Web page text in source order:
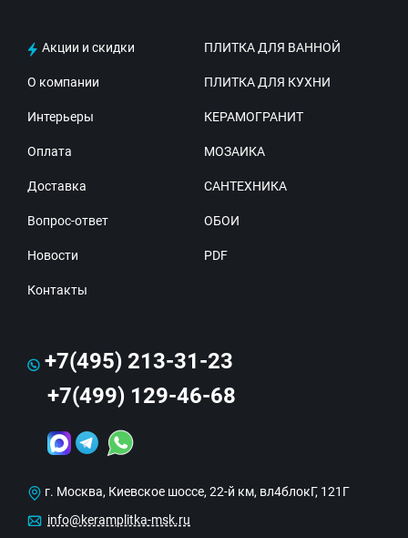
Акции и скидки
О компании
Интерьеры
Оплата
Доставка
Вопрос-ответ
Новости
Контакты
ПЛИТКА ДЛЯ ВАННОЙ
ПЛИТКА ДЛЯ КУХНИ
КЕРАМОГРАНИТ
МОЗАИКА
САНТЕХНИКА
ОБОИ
PDF
+7(495) 213-31-23
+7(499) 129-46-68
г. Москва, Киевское шоссе, 22-й км, вл4блокГ, 121Г
info@keramplitka-msk.ru